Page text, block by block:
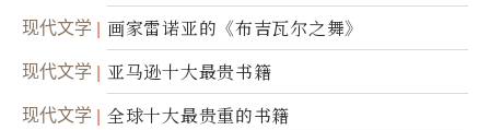
现代文学 画家雷诺亚的《布吉瓦尔之舞》
现代文学 亚马逊十大最贵书籍
现代文学 全球十大最贵重的书籍